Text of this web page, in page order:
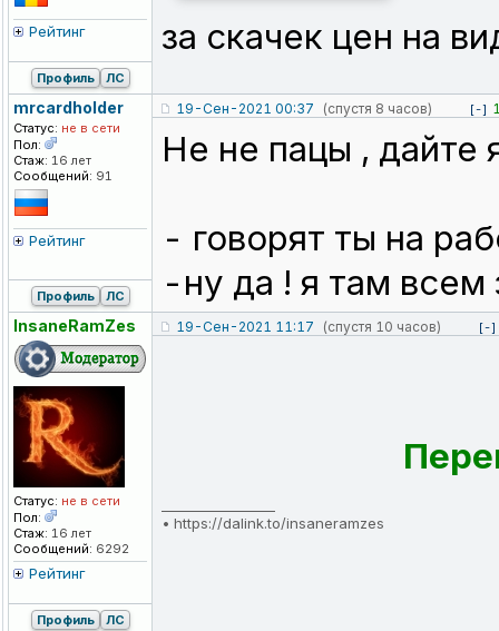
Рейтинг за скачек цен на
Профиль ЛС
mrcardholder
Статус: не в сети
Пол:
Стаж: 16 лет
Сообщений: 91
Рейтинг
19-Сен-2021 00:37 (спустя 8 часов) [-]
Не не пацы , дайте
- говорят ты на
-ну да ! я там всем
Профиль ЛС
InsaneRamZes
Статус: не в сети
Пол:
Стаж: 16 лет
Сообщений: 6292
Рейтинг
19-Сен-2021 11:17 (спустя 10 часов) [-]
• https://dalink.to/insaneramzes
Профиль ЛС